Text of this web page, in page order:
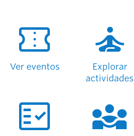
menu_book
Guía de
recreación
Su tienda integral
Inicia sesión
confirmation_number
Ver eventos
self_improvement
Explorar
actividades
fact_check diversity_3